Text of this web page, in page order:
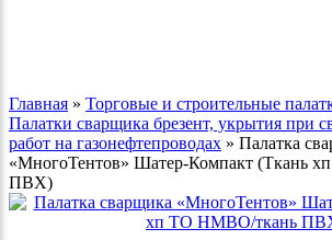
Главная » Торговые и строительные
Палатки сварщика брезент, укрытия при
работ на газонефтепроводах » Палатка
«МногоТентов» Шатер-Компакт (Ткань
ПВХ)